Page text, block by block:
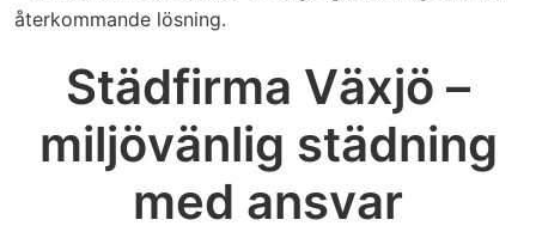
återkommande lösning.
Städfirma Växjö –
miljövänlig städning
med ansvar